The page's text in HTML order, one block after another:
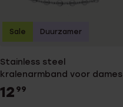
Stainless steel
kralenarmband voor dames
12 99
Sale Duurzamer